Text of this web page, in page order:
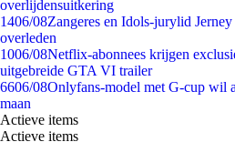
overlijdensuitkering
1406/08Zangeres en Idols-jurylid
overleden
1006/08Netflix-abonnees krijgen
uitgebreide GTA VI trailer
6606/08Onlyfans-model met G-cup wil
maan
Actieve items
Actieve items